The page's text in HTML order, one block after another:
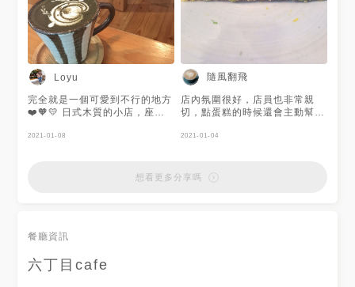
Loyu
完全就是一個可愛到不行的地方
❤️🧡💛 日式木質的小店，座位
區、需要脱鞋的和室桌，也提供
焙茶拿鐵上桌令人驚喜的有個超
生意好常常客滿卻也不會吵雜，
也很親切可愛(｡･ω･｡)♡
2021-01-08
隨風翻飛
店內氛圍很好，店員也非常親
切，點蛋糕的時候還會主動幫忙
分的人都在讀書或用電腦，是一
甜點也有正餐，蛋糕以抹茶口味
2021-01-04
想看更多分享嗎
餐廳資訊
六丁目cafe